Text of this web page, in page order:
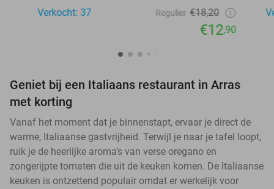
Verkocht: 37
Regulier €18,20
€12,90
Geniet bij een Italiaans restaurant in Arras
met korting
Vanaf het moment dat je binnenstapt, ervaar je direct de
warme, Italiaanse gastvrijheid. Terwijl je naar je tafel loopt,
ruik je de heerlijke aroma’s van verse oregano en
zongerijpte tomaten die uit de keuken komen. De Italiaanse
keuken is ontzettend populair omdat er werkelijk voor